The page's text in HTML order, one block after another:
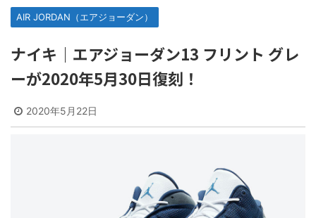
AIR JORDAN（エアジョーダン）
ナイキ｜エアジョーダン13 フリント グレ
ーが2020年5月30日復刻！
2020年5月22日